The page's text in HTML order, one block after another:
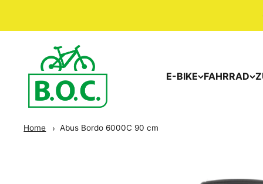
E-BIKE FAHRRAD
Home Abus Bordo 6000C 90 cm